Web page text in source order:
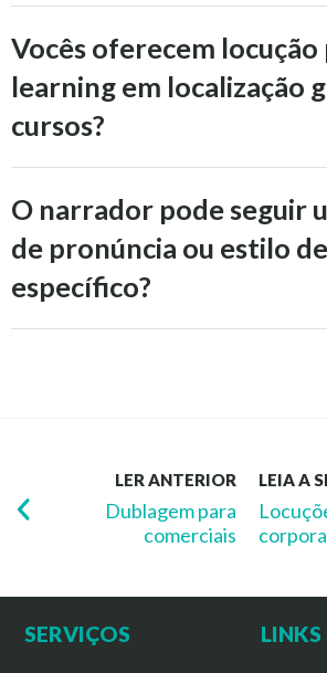
Vocês oferecem locução
learning em localização
cursos?
O narrador pode seguir
de pronúncia ou estilo
específico?
LER ANTERIOR
Dublagem para
comerciais
LEIA A
SERVIÇOS LINKS